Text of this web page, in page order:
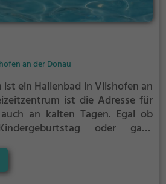
an der Donau
ein Hallenbad in Vilshofen an
ist die Adresse für
an kalten Tagen. Egal ob
oder ganz